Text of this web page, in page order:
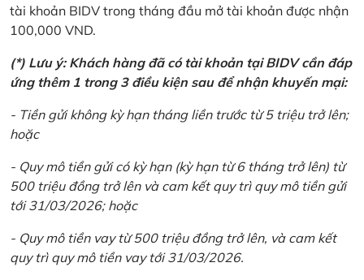
tài khoản BIDV trong tháng đầu mở tài khoản được nhận
100,000 VND.
(*) Lưu ý: Khách hàng đã có tài khoản tại BIDV cần đáp
ứng thêm 1 trong 3 điều kiện sau để nhận khuyến mại:
- Tiền gửi không kỳ hạn tháng liền trước từ 5 triệu trở lên;
hoặc
- Quy mô tiền gửi có kỳ hạn (kỳ hạn từ 6 tháng trở lên) từ
500 triệu đồng trở lên và cam kết quy trì quy mô tiền gửi
tới 31/03/2026; hoặc
- Quy mô tiền vay từ 500 triệu đồng trở lên, và cam kết
quy trì quy mô tiền vay tới 31/03/2026.